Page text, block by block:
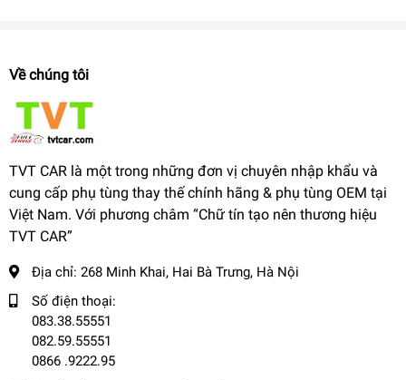
Về chúng tôi
TVT CAR là một trong những đơn vị chuyên nhập khẩu và
cung cấp phụ tùng thay thế chính hãng & phụ tùng OEM tại
Việt Nam. Với phương châm “Chữ tín tạo nên thương hiệu
TVT CAR”
Địa chỉ: 268 Minh Khai, Hai Bà Trưng, Hà Nội
Số điện thoại:
083.38.55551
082.59.55551
0866 .9222.95